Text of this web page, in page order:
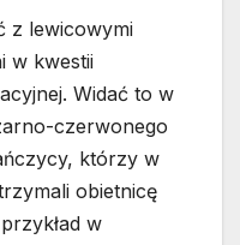
z lewicowymi
w kwestii
Widać to w
czerwonego
którzy w
obietnicę
w